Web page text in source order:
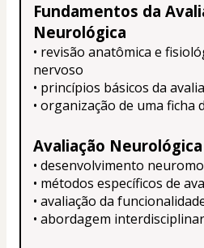
Fundamentos da
Neurológica
• revisão anatômica e
nervoso
• princípios básicos da
• organização de uma ficha
Avaliação
• desenvolvimento
• métodos específicos de
• avaliação da
• abordagem interdisciplinar